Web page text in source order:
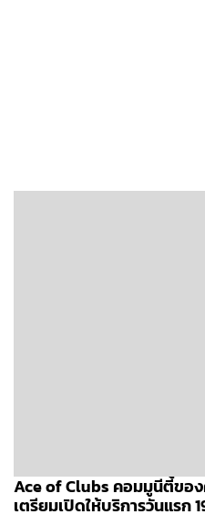
Ace of Clubs คอมมูนีตี้ขอ
เตรียมเปิดให้บริการวันแรก